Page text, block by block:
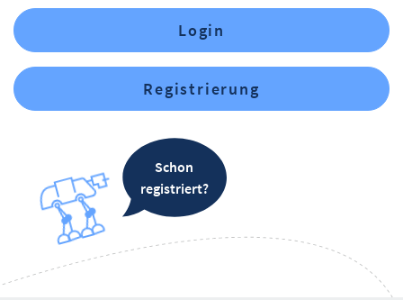
Login
Registrierung
Schon
registriert?